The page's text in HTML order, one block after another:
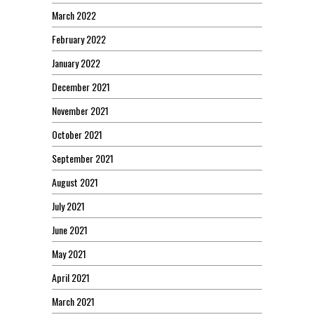
March 2022
February 2022
January 2022
December 2021
November 2021
October 2021
September 2021
August 2021
July 2021
June 2021
May 2021
April 2021
March 2021